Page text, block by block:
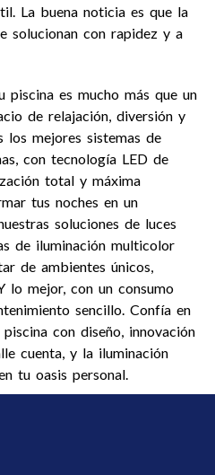
La buena noticia es que la
solucionan con rapidez y a
piscina es mucho más que un
de relajación, diversión y
mejores sistemas de
con tecnología LED de
total y máxima
tus noches en un
soluciones de luces
de iluminación multicolor
de ambientes únicos,
lo mejor, con un consumo
sencillo. Confía en
con diseño, innovación
cuenta, y la iluminación
tu oasis personal.